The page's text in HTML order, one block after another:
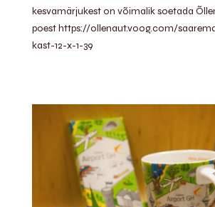
kesvamärjukest on võimalik soetada
poest https://ollenaut.voog.com/
kast-12-x-1-39